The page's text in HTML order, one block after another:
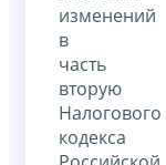
изменений
в
часть
вторую
Налогового
кодекса